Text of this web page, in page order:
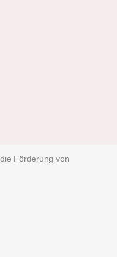
Förderung von